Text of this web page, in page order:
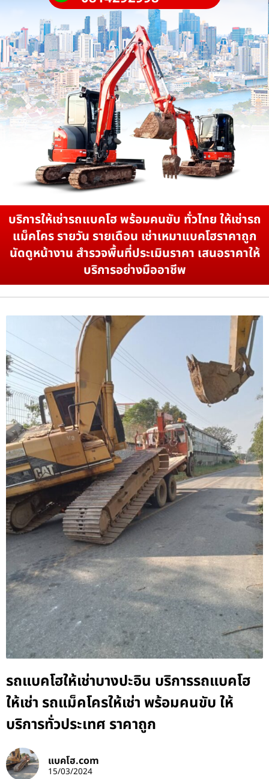
บริการให้เช่ารถแบคโฮ พร้อมคนขับ ทั่วไทย ให้เช่ารถ
แม็คโคร รายวัน รายเดือน เช่าเหมาแบคโฮราคาถูก
นัดดูหน้างาน สำรวจพื้นที่ประเมินราคา เสนอราคาให้
บริการอย่างมืออาชีพ
รถแบคโฮให้เช่าบางปะอิน บริการรถแบคโฮ
ให้เช่า รถแม็คโครให้เช่า พร้อมคนขับ ให้
บริการทั่วประเทศ ราคาถูก
แบคโฮ.com
15/03/2024